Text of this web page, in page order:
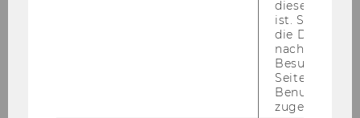
diese Seite
ist. Stellt
die Daten von
Besuchen
Seite
Benutzer-ID
zugeordnet